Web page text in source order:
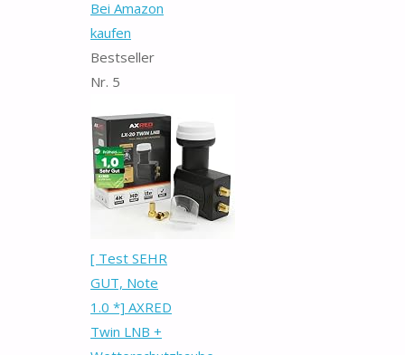
Bei Amazon
kaufen
Bestseller
Nr. 5
[ Test SEHR
GUT, Note
1.0 *] AXRED
Twin LNB +